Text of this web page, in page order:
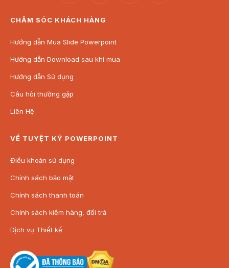
CHĂM SÓC KHÁCH HÀNG
Hướng dẫn Mua Slide Powerpoint
Hướng dẫn Download sau khi mua
Hướng dẫn Sử dụng
Câu hỏi thường gặp
Liên Hệ
VỀ TUYỆT KỸ POWERPOINT
Điều khoản sử dụng
Chính sách bảo mật
Chính sách thanh toán
Chính sách kiểm hàng, đổi trả
Dịch vụ Thiết kế